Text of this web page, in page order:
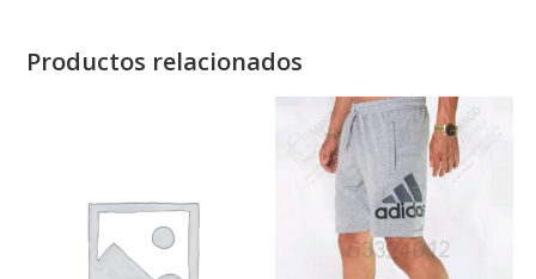
Productos relacionados